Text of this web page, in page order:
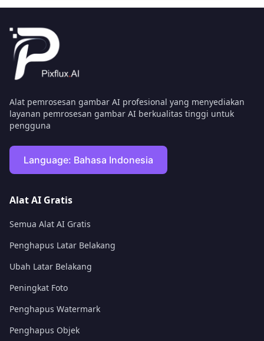
Alat pemrosesan gambar AI profesional yang menyediakan
layanan pemrosesan gambar AI berkualitas tinggi untuk
pengguna
Language: Bahasa Indonesia
Alat AI Gratis
Semua Alat AI Gratis
Penghapus Latar Belakang
Ubah Latar Belakang
Peningkat Foto
Penghapus Watermark
Penghapus Objek